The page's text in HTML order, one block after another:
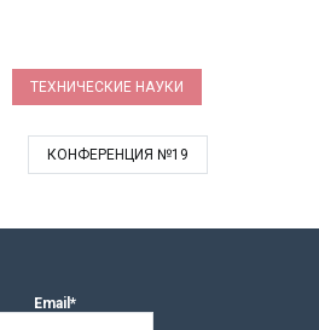
ТЕХНИЧЕСКИЕ НАУКИ
КОНФЕРЕНЦИЯ №19
Email*